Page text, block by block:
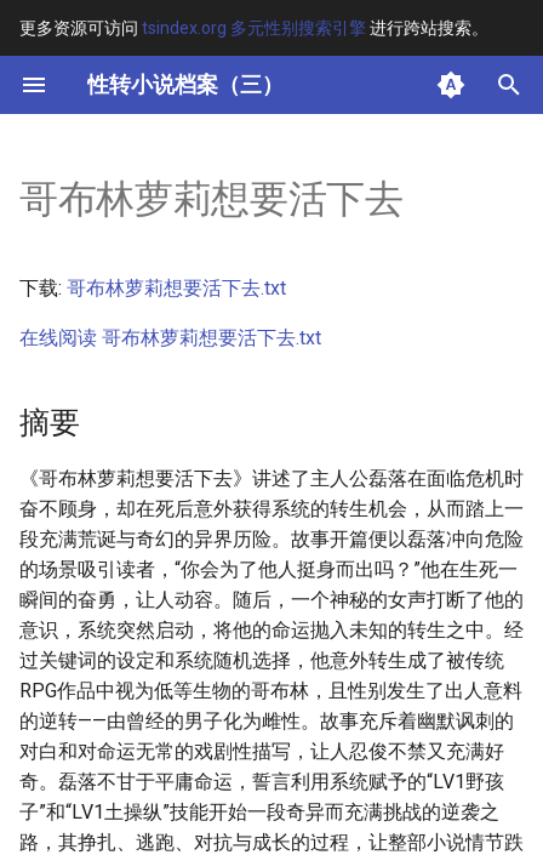
更多资源可访问 tsindex.org 多元性别搜索引擎进行跨站搜索。
性转小说档案（三）
键
开
搜
索
其他信息
正文
哥布林萝莉想要活下去
下载: 哥布林萝莉想要活下去.txt
在线阅读 哥布林萝莉想要活下去.txt
摘要
《哥布林萝莉想要活下去》讲述了主人公磊落在面临危机时
奋不顾身，却在死后意外获得系统的转生机会，从而踏上一
段充满荒诞与奇幻的异界历险。故事开篇便以磊落冲向危险
的场景吸引读者，“你会为了他人挺身而出吗？”他在生死一
瞬间的奋勇，让人动容。随后，一个神秘的女声打断了他的
意识，系统突然启动，将他的命运抛入未知的转生之中。经
过关键词的设定和系统随机选择，他意外转生成了被传统
RPG作品中视为低等生物的哥布林，且性别发生了出人意料
的逆转——由曾经的男子化为雌性。故事充斥着幽默讽刺的
对白和对命运无常的戏剧性描写，让人忍俊不禁又充满好
奇。磊落不甘于平庸命运，誓言利用系统赋予的“LV1野孩
子”和“LV1土操纵”技能开始一段奇异而充满挑战的逆袭之
路，其挣扎、逃跑、对抗与成长的过程，让整部小说情节跌